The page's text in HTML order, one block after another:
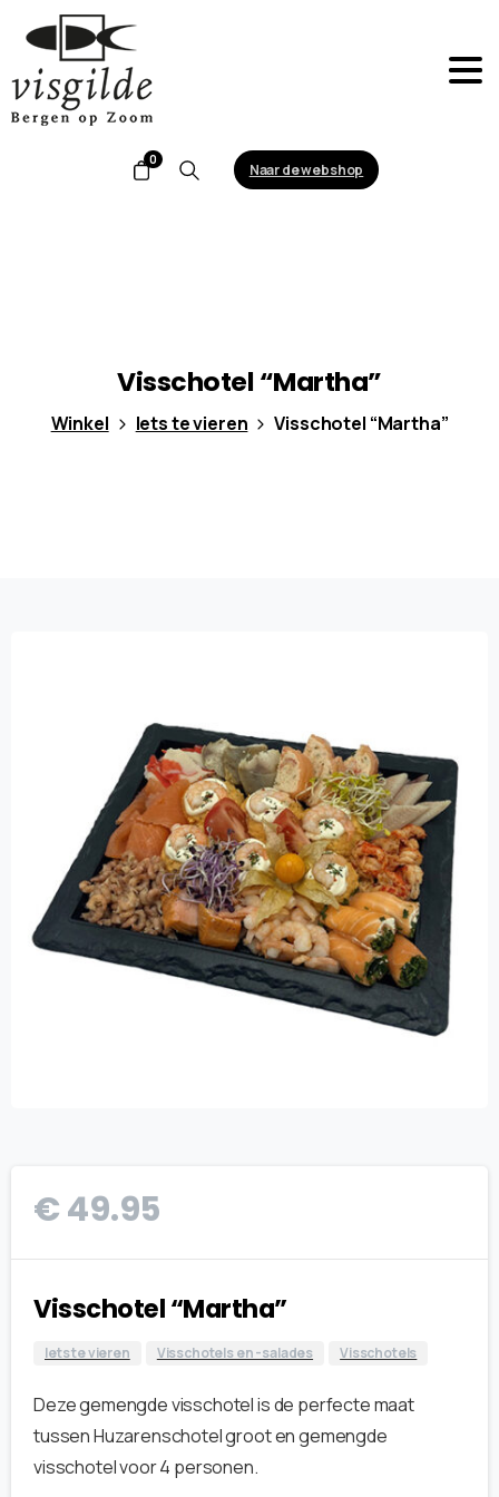
0
Search
Naar de webshop
Visschotel “Martha”
Winkel Iets te vieren Visschotel “Martha”
€49.95
Visschotel “Martha”
Iets te vieren Visschotels en -salades Visschotels
Deze gemengde visschotel is de perfecte maat
tussen Huzarenschotel groot en gemengde
visschotel voor 4 personen.